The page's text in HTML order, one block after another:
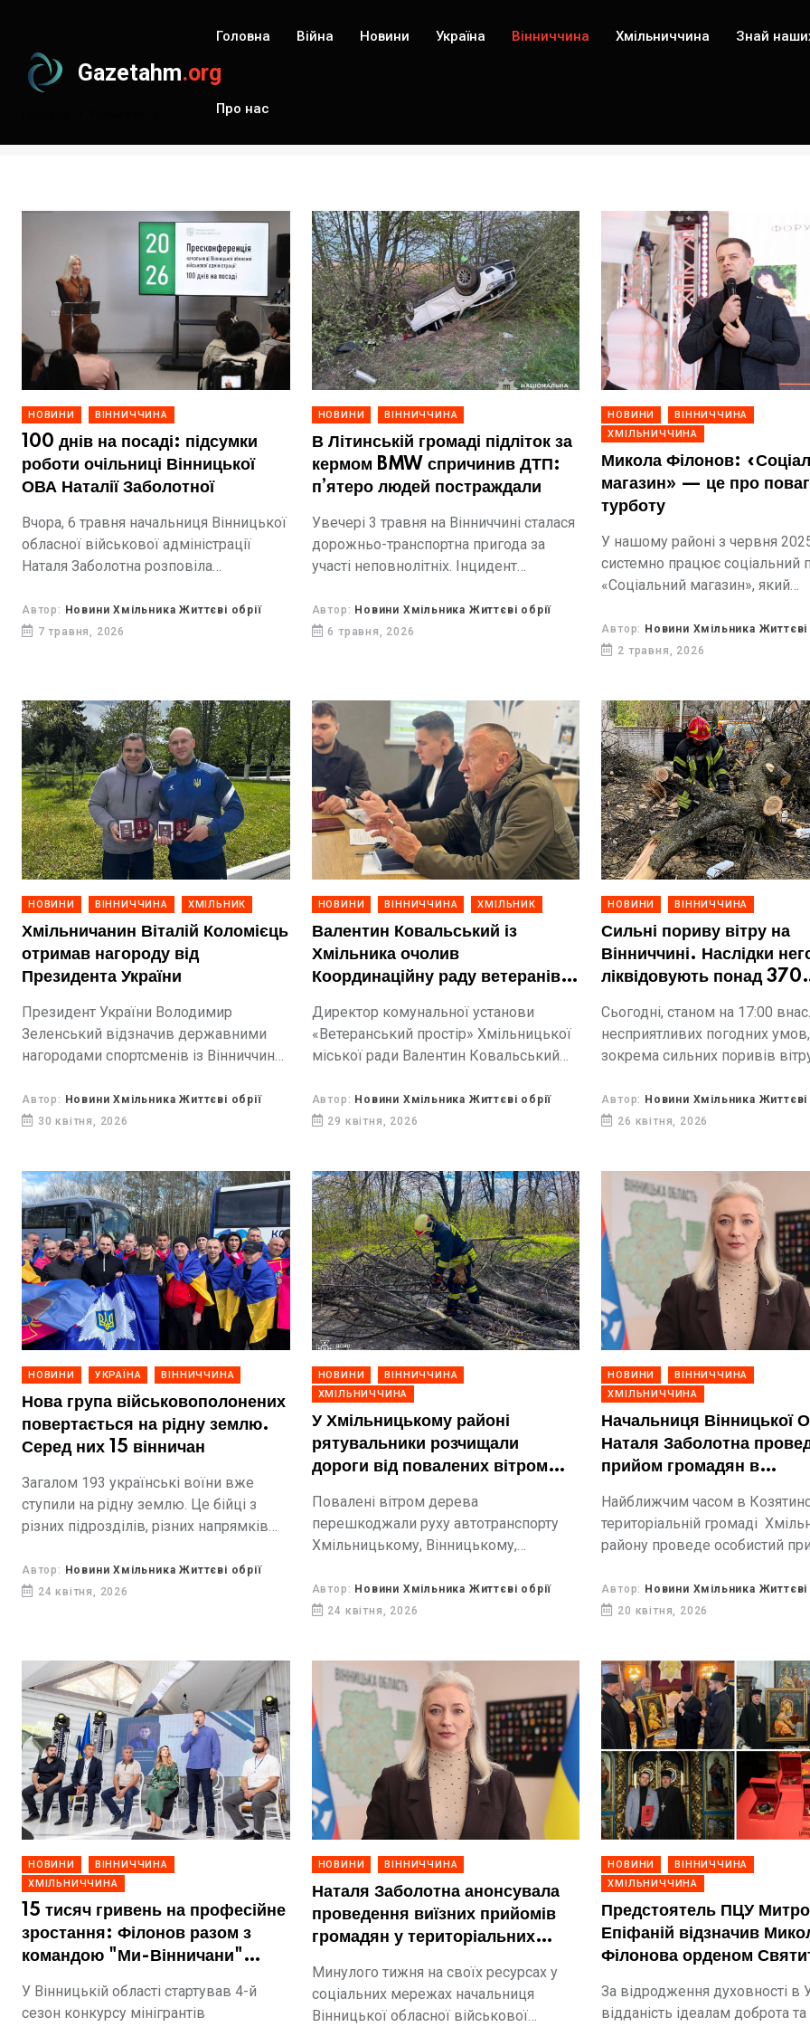
Gazetahm.org
Головна Війна Новини Україна Вінниччина Хмільниччина Знай
Про нас
НОВИНИ ВІННИЧЧИНА
100 днів на посаді: підсумки
роботи очільниці Вінницької
ОВА Наталії Заболотної
Вчора, 6 травня начальниця Вінницької
обласної військової адміністрації
Наталя Заболотна розповіла
зробити за 100 днів перебування на
посаді
Автор: Новини Хмільника Життєві обрії
7 травня, 2026
НОВИНИ ВІННИЧЧИНА
В Літинській громаді підліток за
кермом BMW спричинив ДТП:
п’ятеро людей постраждали
Увечері 3 травня на Вінниччині сталася
дорожньо-транспортна пригода за
участі неповнолітніх. Інцидент
Літинської громади.
Автор: Новини Хмільника Життєві обрії
6 травня, 2026
НОВИНИ
ВІННИЧЧИНА
ХМІЛЬНИЧЧИНА
Микола Філонов:
магазин» — це про
турботу
У нашому районі з червня
системно працює соціальний
«Соціальний магазин», який
Благодійного Фонду «МХП-
та Благодійного Фонду Миколи
та громадською...
Автор: Новини Хмільника Життєві
2 травня, 2026
НОВИНИ ВІННИЧЧИНА ХМІЛЬНИК
Хмільничанин Віталій Коломієць
отримав нагороду від
Президента України
Президент України Володимир
Зеленський відзначив державними
нагородами спортсменів із Вінниччини.
Віталій Коломієць з Хмільника.
Автор: Новини Хмільника Життєві обрії
30 квітня, 2026
НОВИНИ ВІННИЧЧИНА ХМІЛЬНИК
Валентин Ковальський із
Хмільника очолив
Координаційну раду ветеранів
Директор комунальної установи
«Ветеранський простір» Хмільницької
міської ради Валентин Ковальський
ради ветеранів війни у Вінницькій
області. Таке рішення ухвалили під час
Автор: Новини Хмільника Життєві обрії
29 квітня, 2026
НОВИНИ ВІННИЧЧИНА
Сильні пориву вітру на
Вінниччині. Наслідки
ліквідовують понад 370
Сьогодні, станом на 17:00
несприятливих погодних умов,
зокрема сильних поривів
до проведення аварійно-
робіт.
Автор: Новини Хмільника Життєві
26 квітня, 2026
НОВИНИ УКРАЇНА ВІННИЧЧИНА
Нова група військовополонених
повертається на рідну землю.
Серед них 15 вінничан
Загалом 193 українські воїни вже
ступили на рідну землю. Це бійці з
різних підрозділів, різних напрямків
вони вдома.
Автор: Новини Хмільника Життєві обрії
24 квітня, 2026
НОВИНИ
ВІННИЧЧИНА
ХМІЛЬНИЧЧИНА
У Хмільницькому районі
рятувальники розчищали
дороги від повалених вітром
Повалені вітром дерева
перешкоджали руху автотранспорту
Хмільницькому, Вінницькому,
Жмеринському районах.
Автор: Новини Хмільника Життєві обрії
24 квітня, 2026
НОВИНИ
ВІННИЧЧИНА
ХМІЛЬНИЧЧИНА
Начальниця Вінницької
Наталя Заболотна
прийом громадян в
Найближчим часом в
територіальній громаді
району проведе особистий
начальниця Вінницької
військової адміністрації.
Автор: Новини Хмільника Життєві
20 квітня, 2026
НОВИНИ
ВІННИЧЧИНА
ХМІЛЬНИЧЧИНА
15 тисяч гривень на професійне
зростання: Філонов разом з
командою "Ми-Вінничани"
У Вінницькій області стартував 4-й
сезон конкурсу мінігрантів
НОВИНИ ВІННИЧЧИНА
Наталя Заболотна анонсувала
проведення виїзних прийомів
громадян у територіальних
Минулого тижня на своїх ресурсах у
соціальних мережах начальниця
Вінницької обласної військової
НОВИНИ
ВІННИЧЧИНА
ХМІЛЬНИЧЧИНА
Предстоятель ПЦУ
Епіфаній відзначив
Філонова орденом
За відродження духовності в
відданість ідеалам доброта